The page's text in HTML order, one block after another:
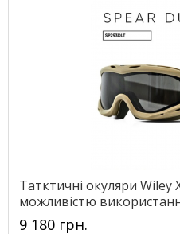
Татктичні окуляри Wiley
можливістю
9 180 грн.